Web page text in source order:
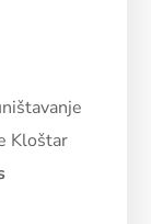
Kloštar